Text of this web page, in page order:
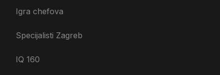
Igra chefova
Specijalisti Zagreb
IQ 160